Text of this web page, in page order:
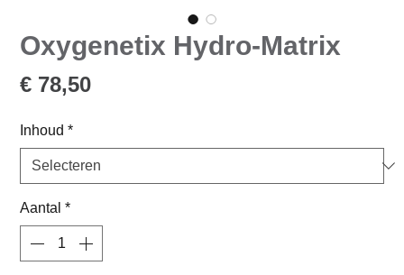
Oxygenetix Hydro-Matrix
€ 78,50Prijs
Inhoud *
Aantal *